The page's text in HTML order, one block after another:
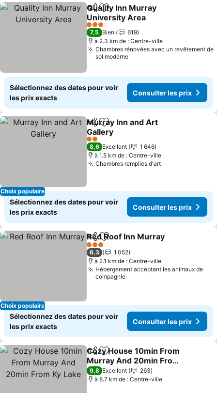
PartagerAjouter à mes favoris
Quality Inn Murray
University Area
Consulter les prix
3 Étoiles
7,5 Bien
619
à 2.3 km de : Centre-ville
Chambres rénovées avec un revêtement de
sol moderne
Sélectionnez des dates pour voir
les prix exacts
Consulter les prix
Choix populaire
PartagerAjouter à mes favoris
Murray Inn and Art
Gallery
Consulter les prix
2 Étoiles
8,6 Excellent
1 646
à 1.5 km de : Centre-ville
Chambres remplies d'artConsulter les
Sélectionnez des dates pour voir
les prix exacts
Consulter les prix
Choix populaire
PartagerAjouter à mes favoris
Red Roof Inn Murray
3 Étoiles
6,3
1 052
à 2.1 km de : Centre-ville
Hébergement acceptant les animaux de
compagnie
Sélectionnez des dates pour voir
les prix exacts
Consulter les prix
PartagerAjouter à mes favoris
Cozy House 10min From
Murray And 20min From
Ky Lake
Consulter les prix
9,8 Excellent
263
à 8.7 km de : Centre-ville